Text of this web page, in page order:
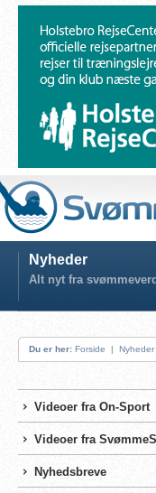
Nyheder
Alt nyt fra
Du er her: Forside | Nyheder
Videoer fra On-Sport
Videoer fra
Nyhedsbreve